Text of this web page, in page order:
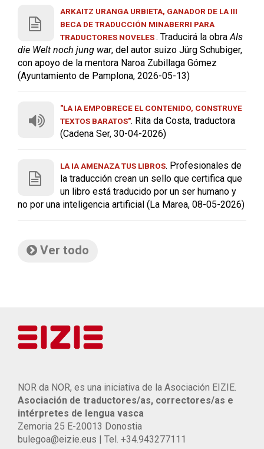
ARKAITZ URANGA URBIETA, GANADOR DE LA III
BECA DE TRADUCCIÓN MINABERRI PARA
TRADUCTORES NOVELES. Traducirá la obraAls
die Welt noch jung war, del autor suizo Jürg Schubiger,
con apoyo de la mentora Naroa Zubillaga Gómez
(Ayuntamiento de Pamplona, 2026-05-13)
"LA IA EMPOBRECE EL CONTENIDO, CONSTRUYE
TEXTOS BARATOS". Rita da Costa, traductora
(Cadena Ser, 30-04-2026)
LA IA AMENAZA TUS LIBROS. Profesionales de
la traducción crean un sello que certifica que
un libro está traducido por un ser humano y
no por una inteligencia artificial (La Marea, 08-05-2026)
Ver todo
NOR da NOR, es una iniciativa de la Asociación EIZIE.
Asociación de traductores/as, correctores/as e
intérpretes de lengua vasca
Zemoria 25 E-20013 Donostia
bulegoa@eizie.eus | Tel. +34.943277111